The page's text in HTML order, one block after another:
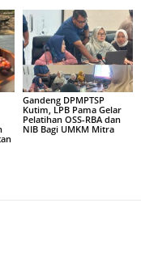
Gandeng DPMPTSP
Kutim, LPB Pama Gelar
Pelatihan OSS-RBA dan
NIB Bagi UMKM Mitra